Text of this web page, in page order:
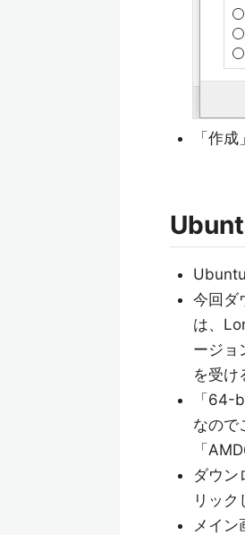
「作
今回ダ
は、
ージョ
を受け
「64-
なので
「
ダウン
リック
メイン